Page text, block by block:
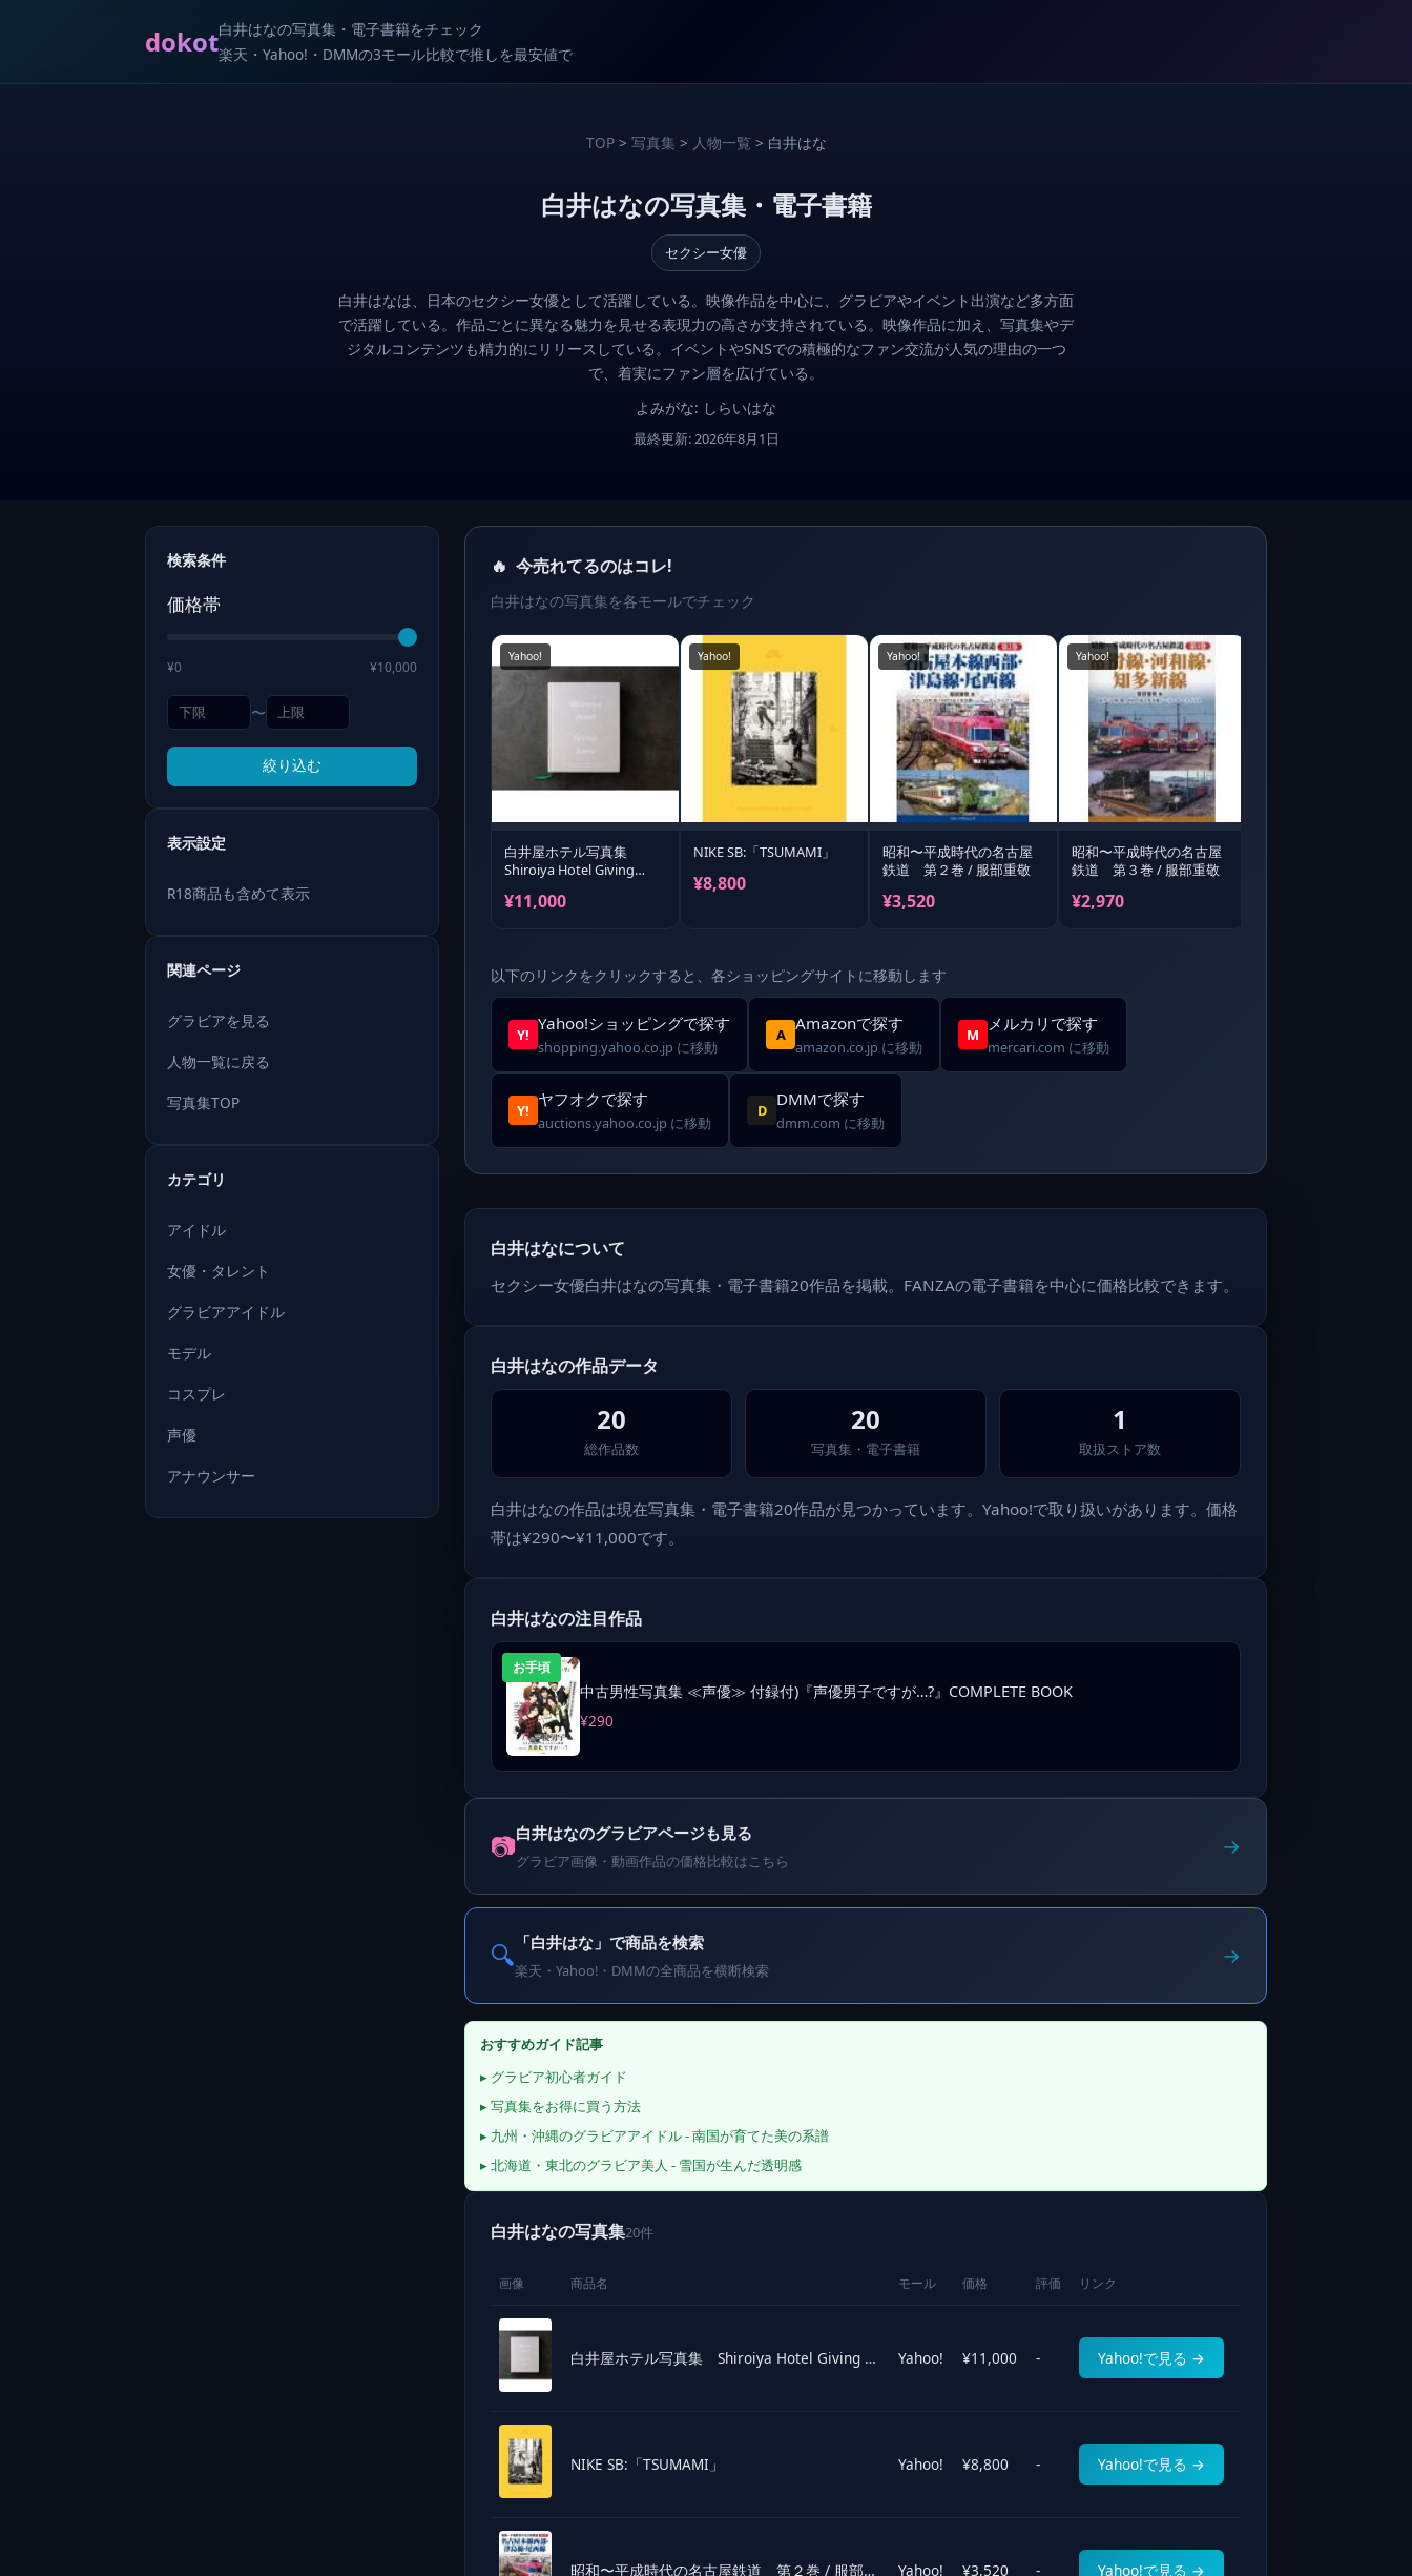
dokot白井はなの写真集・電子書籍をチェック
楽天・Yahoo!・DMMの3モール比較で推しを最安値で
TOP> 写真集 > 人物一覧 > 白井はな
白井はなの写真集・電子書籍
セクシー女優
白井はなは、日本のセクシー女優として活躍している。映像作品を中心に、グラビアやイベント出演など多方面
で活躍している。作品ごとに異なる魅力を見せる表現力の高さが支持されている。映像作品に加え、写真集やデ
ジタルコンテンツも精力的にリリースしている。イベントやSNSでの積極的なファン交流が人気の理由の一つ
で、着実にファン層を広げている。
よみがな: しらいはな
最終更新: 2026年8月1日
検索条件
価格帯
¥0 ¥10,000
〜
絞り込む
表示設定
R18商品も含めて表示
関連ページ
グラビアを見る
人物一覧に戻る
写真集TOP
カテゴリ
アイドル
女優・タレント
グラビアアイドル
モデル
コスプレ
声優
アナウンサー
🔥 今売れてるのはコレ!
白井はなの写真集を各モールでチェック
Yahoo!
白井屋ホテル写真集
Shiroiya Hotel Giving
¥11,000
Yahoo!
NIKE SB:「TSUMAMI」
¥8,800
Yahoo!
昭和〜平成時代の名古屋
鉄道 第２巻 / 服部重敬
¥3,520
Yahoo!
昭和〜平成時代の名古屋
鉄道 第３巻 / 服部重敬
¥2,970
以下のリンクをクリックすると、各ショッピングサイトに移動します
Y!
Yahoo!ショッピングで探す
shopping.yahoo.co.jp に移動
A
Amazonで探す
amazon.co.jp に移動
M
メルカリで探す
mercari.com に移動
Y!
ヤフオクで探す
auctions.yahoo.co.jp に移動
D
DMMで探す
dmm.com に移動
白井はなについて
セクシー女優白井はなの写真集・電子書籍20作品を掲載。FANZAの電子書籍を中心に価格比較できます。
白井はなの作品データ
20
総作品数
20
写真集・電子書籍
1
取扱ストア数
白井はなの作品は現在写真集・電子書籍20作品が見つかっています。Yahoo!で取り扱いがあります。価格
帯は¥290〜¥11,000です。
白井はなの注目作品
お手頃
中古男性写真集 ≪声優≫ 付録付)『声優男子ですが…?』COMPLETE BOOK
¥290
📷白井はなのグラビアページも見る
グラビア画像・動画作品の価格比較はこちら
→
🔍 「白井はな」で商品を検索
楽天・Yahoo!・DMMの全商品を横断検索
→
おすすめガイド記事
▸ グラビア初心者ガイド
▸ 写真集をお得に買う方法
▸ 九州・沖縄のグラビアアイドル - 南国が育てた美の系譜
▸ 北海道・東北のグラビア美人 - 雪国が生んだ透明感
白井はなの写真集20件
画像 商品名 モール 価格 評価 リンク
白井屋ホテル写真集 Shiroiya Hotel Giving Anew Yahoo! ¥11,000 - Yahoo!で見る →
NIKE SB:「TSUMAMI」 Yahoo! ¥8,800 - Yahoo!で見る →
昭和〜平成時代の名古屋鉄道 第２巻 / 服部重敬 Yahoo! ¥3,520 - Yahoo!で見る →